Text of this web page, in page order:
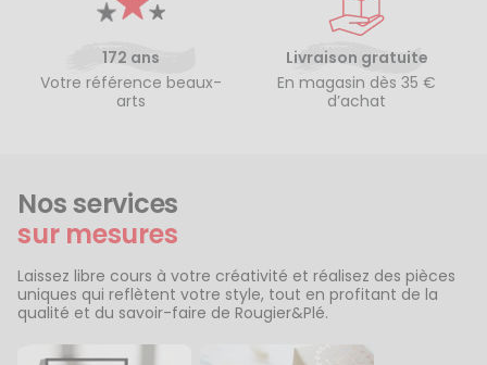
172 ans
Votre référence beaux-
arts
Livraison gratuite
En magasin dès 35 €
d’achat
Nos services
sur mesures
Laissez libre cours à votre créativité et réalisez des pièces
uniques qui reflètent votre style, tout en profitant de la
qualité et du savoir-faire de Rougier&Plé.